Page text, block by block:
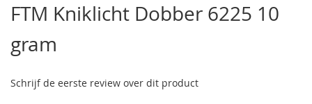
het
begin
van
de
gallerij
FTM Kniklicht Dobber 6225 10
gram
Schrijf de eerste review over dit product